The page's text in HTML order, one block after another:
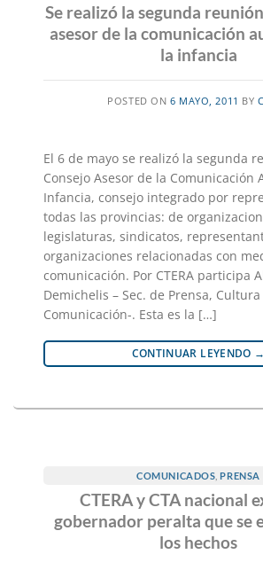
Se realizó la segunda
asesor de la comunicación
la infancia
POSTED ON 6 MAYO, 2011 BY
El 6 de mayo se realizó la segunda
Consejo Asesor de la Comunicación
Infancia, consejo integrado por
todas las provincias: de
legislaturas, sindicatos,
organizaciones relacionadas con
comunicación. Por CTERA participa
Demichelis – Sec. de Prensa, Cultura
Comunicación-. Esta es la […]
CONTINUAR LEYENDO →
COMUNICADOS ,PRENSA
CTERA y CTA nacional
gobernador peralta que se
los hechos